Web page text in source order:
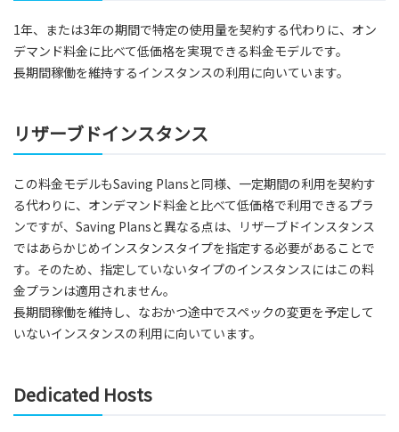
1年、または3年の期間で特定の使用量を契約する代わりに、オン
デマンド料金に比べて低価格を実現できる料金モデルです。
長期間稼働を維持するインスタンスの利用に向いています。
リザーブドインスタンス
この料金モデルもSaving Plansと同様、一定期間の利用を契約す
る代わりに、オンデマンド料金と比べて低価格で利用できるプラ
ンですが、Saving Plansと異なる点は、リザーブドインスタンス
ではあらかじめインスタンスタイプを指定する必要があることで
す。そのため、指定していないタイプのインスタンスにはこの料
金プランは適用されません。
長期間稼働を維持し、なおかつ途中でスペックの変更を予定して
いないインスタンスの利用に向いています。
Dedicated Hosts